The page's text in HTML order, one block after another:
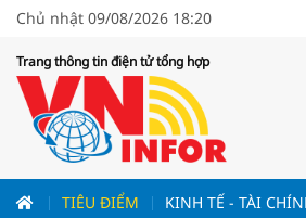
Chủ nhật 09/08/2026 18:20
Trang thông tin điện tử tổng hợp
TIÊU ĐIỂM KINH TẾ - TÀI